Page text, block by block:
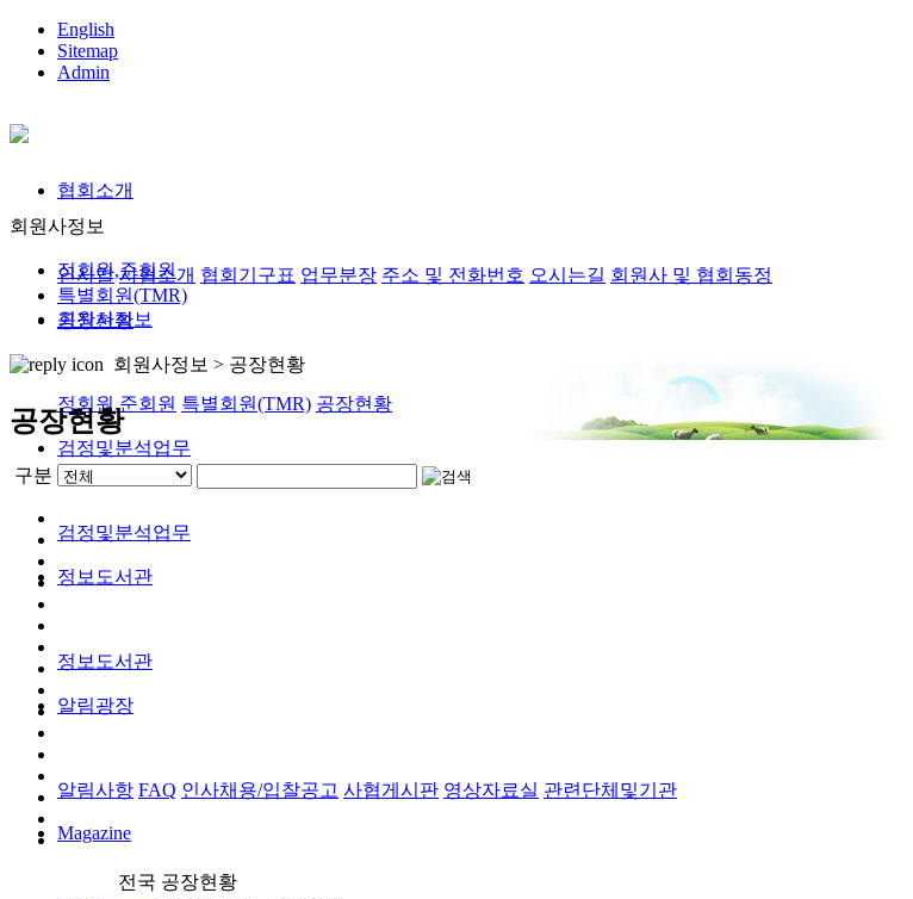
English
Sitemap
Admin
협회소개
인사말 사협소개 협회기구표 업무분장 주소 및 전화번호 오시는길 회원사 및 협회동정
회원사정보
정회원,준회원 특별회원(TMR) 공장현황
검정및분석업무
검정및분석업무
정보도서관
정보도서관
알림광장
알림사항 FAQ 인사채용/입찰공고 사협게시판 영상자료실 관련단체및기관
Magazine
회원사정보
정회원,준회원
특별회원(TMR)
공장현황
회원사정보 > 공장현황
공장현황
구분
전국 공장현황